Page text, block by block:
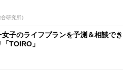
研究所）
女子のライフプランを予測＆相談でき
TOIRO」